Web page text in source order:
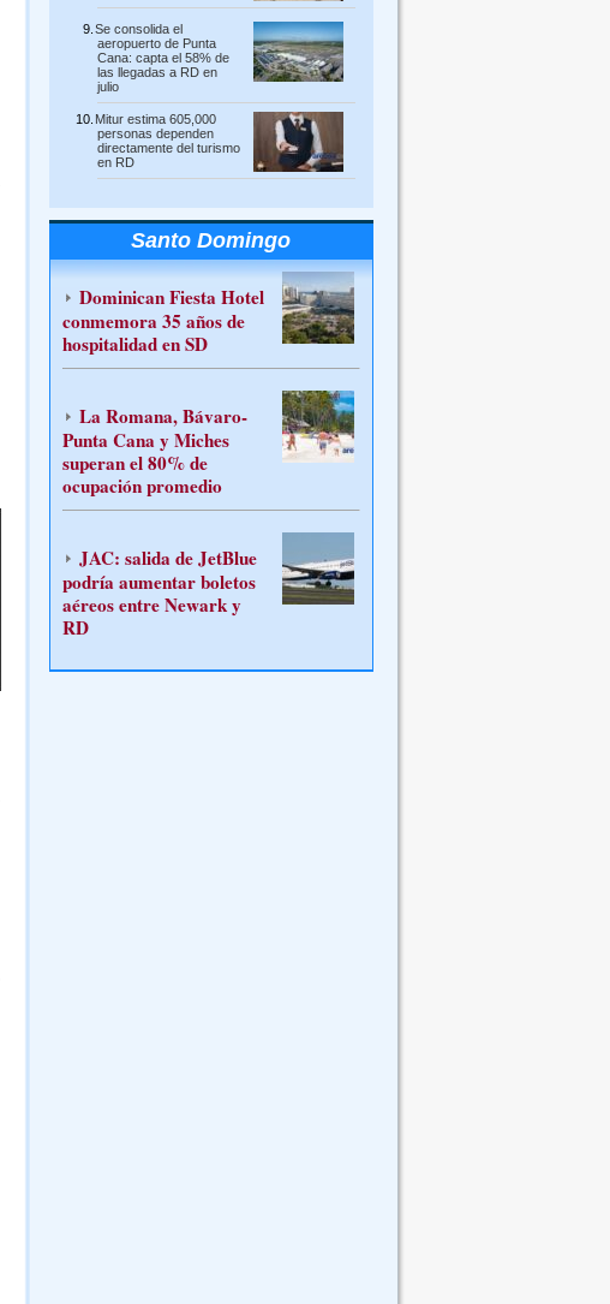
Se consolida el
aeropuerto de Punta
Cana: capta el 58% de
las llegadas a RD en
julio
Mitur estima 605,000
personas dependen
directamente del turismo
en RD
Santo Domingo
Dominican Fiesta Hotel
conmemora 35 años de
hospitalidad en SD
La Romana, Bávaro-
Punta Cana y Miches
superan el 80% de
ocupación promedio
JAC: salida de JetBlue
podría aumentar boletos
aéreos entre Newark y
RD